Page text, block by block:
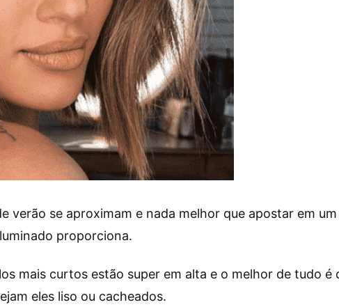
verão se aproximam e nada melhor que apostar em
proporciona.
mais curtos estão super em alta e o melhor de tudo
eles liso ou cacheados.